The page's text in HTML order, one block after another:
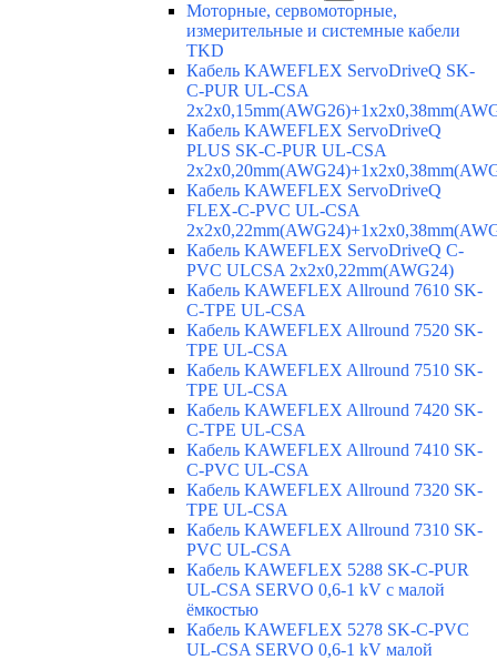
Моторные, сервомоторные,
измерительные и системные кабели
TKD
Кабель KAWEFLEX ServoDriveQ SK-
C-PUR UL-CSA
Кабель KAWEFLEX ServoDriveQ
PLUS SK-C-PUR UL-CSA
Кабель KAWEFLEX ServoDriveQ
FLEX-C-PVC UL-CSA
Кабель KAWEFLEX ServoDriveQ C-
PVC ULCSA 2x2x0,22mm(AWG24)
Кабель KAWEFLEX Allround 7610 SK-
C-TPE UL-CSA
Кабель KAWEFLEX Allround 7520 SK-
TPE UL-CSA
Кабель KAWEFLEX Allround 7510 SK-
TPE UL-CSA
Кабель KAWEFLEX Allround 7420 SK-
C-TPE UL-CSA
Кабель KAWEFLEX Allround 7410 SK-
C-PVC UL-CSA
Кабель KAWEFLEX Allround 7320 SK-
TPE UL-CSA
Кабель KAWEFLEX Allround 7310 SK-
PVC UL-CSA
Кабель KAWEFLEX 5288 SK-C-PUR
UL-CSA SERVO 0,6-1 kV с малой
ёмкостью
Кабель KAWEFLEX 5278 SK-C-PVC
UL-CSA SERVO 0,6-1 kV малой